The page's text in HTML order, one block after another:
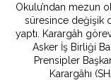
Okulu’ndan mezun
süresince değişik
yaptı. Karargâh
Asker İş Birliği
Prensipler
Karargâhı